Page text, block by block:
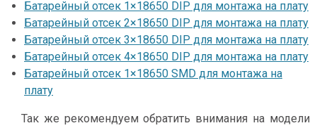
Батарейный отсек 1×18650 DIP для монтажа на плату
Батарейный отсек 2×18650 DIP для монтажа на плату
Батарейный отсек 3×18650 DIP для монтажа на плату
Батарейный отсек 4×18650 DIP для монтажа на плату
Батарейный отсек 1×18650 SMD для монтажа на
плату
Так же рекомендуем обратить внимания на модели